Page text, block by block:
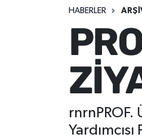
HABERLER
rnrnPROF.
Asayiş Yaşam
Ekonomi